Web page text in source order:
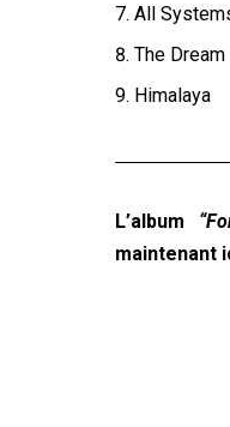
All
The Dream
Himalaya
L’album
maintenant